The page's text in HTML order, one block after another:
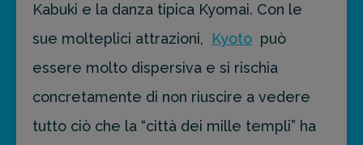
Kabuki e la danza tipica Kyomai. Con le
sue molteplici attrazioni,
Kyoto può
essere molto dispersiva e si rischia
concretamente di non riuscire a vedere
tutto ciò che la “città dei mille templi” ha